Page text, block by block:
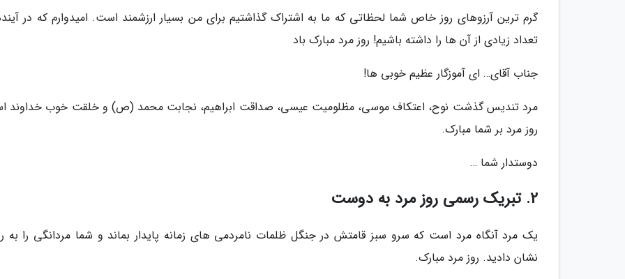
گرم ترین آرزوهای روز خاص شما لحظاتی که ما به اشتراک گذاشتیم برای من بسیار ارزشمند است. امیدوارم که در
تعداد زیادی از آن ها را داشته باشیم! روز مرد مبارک باد
جناب آقای… ای آموزگار عظیم خوبی ها!
مرد تندیس گذشت نوح، اعتکاف موسی، مظلومیت عیسی، صداقت ابراهیم، نجابت محمد (ص) و خلقت خوب خداوند
روز مرد بر شما مبارک.
دوستدار شما …
2. تبریک رسمی روز مرد به دوست
یک مرد آنگاه مرد است که سرو سبز قامتش در جنگل ظلمات نامردمی های زمانه پایدار بماند و شما مردانگی را به
نشان دادید. روز مرد مبارک.